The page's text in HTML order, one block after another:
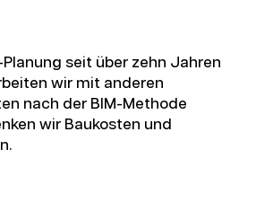
Planung seit über zehn Jahren
wir mit anderen
nach der BIM-Methode
wir Baukosten und